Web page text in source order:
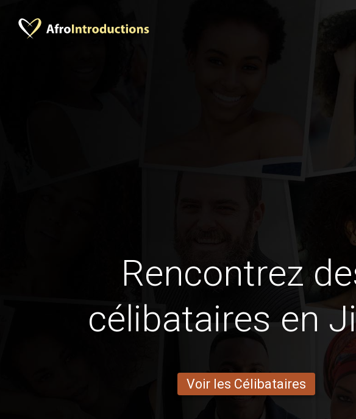
Rencontrez
célibataires en
Voir les Célibataires